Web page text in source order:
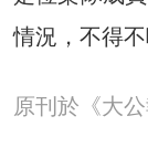
情況，不得不
原刊於《大